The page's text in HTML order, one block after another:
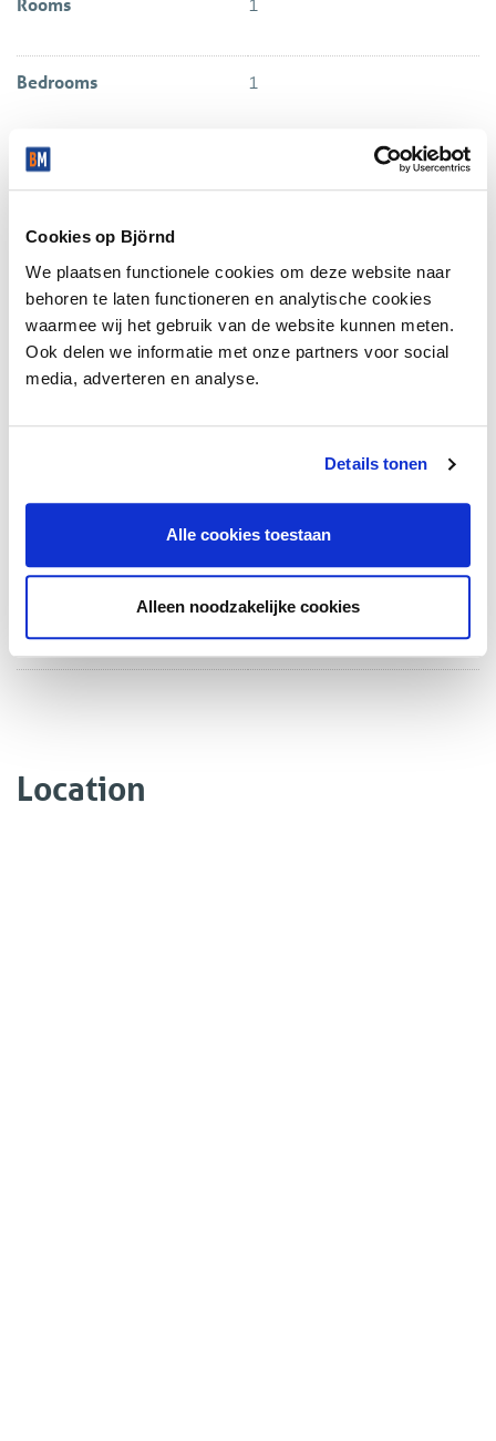
Cookies op Björnd
We plaatsen functionele cookies om deze website naar
behoren te laten functioneren en analytische cookies
waarmee wij het gebruik van de website kunnen meten.
Ook delen we informatie met onze partners voor social
media, adverteren en analyse.
Details tonen
Alle cookies toestaan
Alleen noodzakelijke cookies
Bedrooms 1
Number of floors
Energy label C
Isolation
Roof insulation, Wall
Central heating, Electric
boiler owned
EXTERIOR AREAS
In town center
Location